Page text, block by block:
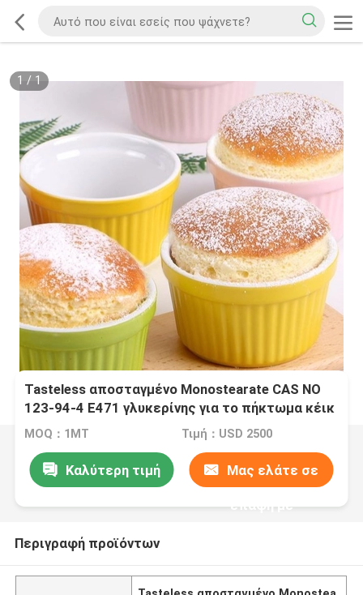
1 / 1
Tasteless αποσταγμένο Monostearate CAS ΝΟ
123-94-4 E471 γλυκερίνης για το πήκτωμα κέικ
MOQ：1MT Τιμή：USD 2500
Καλύτερη τιμή Μας ελάτε σε
επαφή με
Περιγραφή προϊόντων